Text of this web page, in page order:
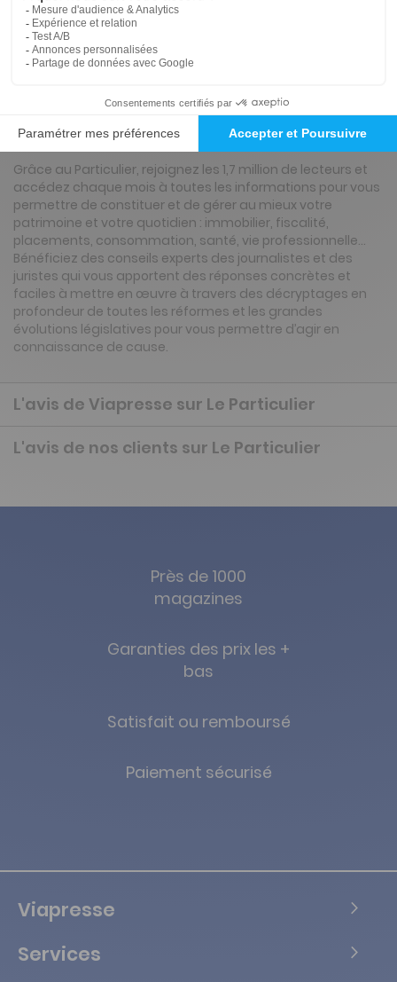
ℹ️Note :
les codes promotionnels ne sont pas
valables sur ce titre.
Présentation du magazine Le Particulier
Grâce au Particulier, rejoignez les 1,7 million de lecteurs et
accédez chaque mois à toutes les informations pour vous
permettre de constituer et de gérer au mieux votre
patrimoine et votre quotidien : immobilier, fiscalité,
placements, consommation, santé, vie professionnelle...
Bénéficiez des conseils experts des journalistes et des
juristes qui vous apportent des réponses concrètes et
faciles à mettre en œuvre à travers des décryptages en
profondeur de toutes les réformes et les grandes
évolutions législatives pour vous permettre d’agir en
connaissance de cause.
L'avis de Viapresse sur Le Particulier
L'avis de nos clients sur Le Particulier
Près de 1000
magazines
Garanties des prix les +
bas
Satisfait ou remboursé
Paiement sécurisé
Viapresse
Services